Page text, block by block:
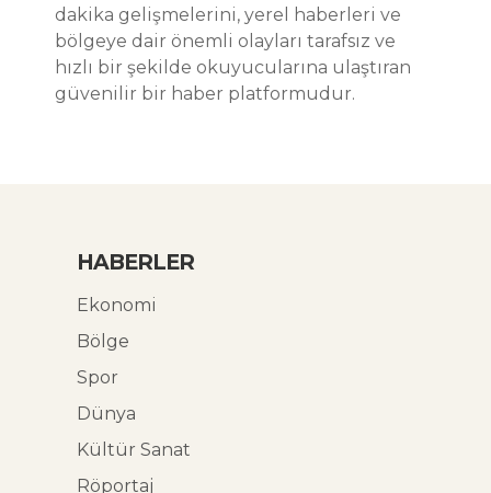
dakika gelişmelerini, yerel haberleri ve
bölgeye dair önemli olayları tarafsız ve
hızlı bir şekilde okuyucularına ulaştıran
güvenilir bir haber platformudur.
HABERLER
Ekonomi
Bölge
Spor
Dünya
Kültür Sanat
Röportaj